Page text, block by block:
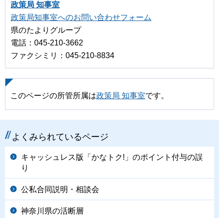
政策局 知事室
政策局知事室へのお問い合わせフォーム
県のたよりグループ
電話：045-210-3662
ファクシミリ：045-210-8834
このページの所管所属は政策局 知事室です。
よくみられているページ
キャッシュレス版「かなトク!」のポイント付与の誤
り
公私合同説明・相談会
神奈川県の活断層